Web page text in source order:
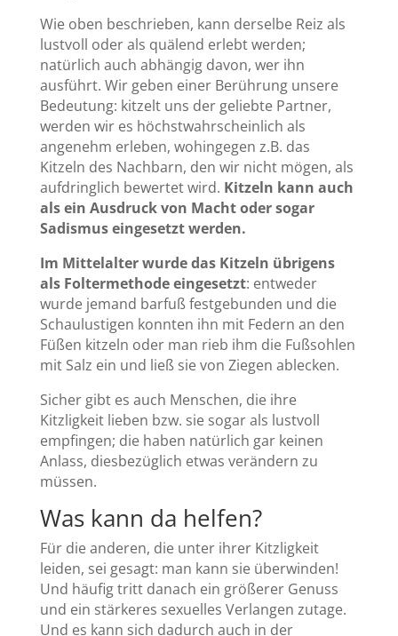
Wie oben beschrieben, kann derselbe Reiz als
lustvoll oder als quälend erlebt werden;
natürlich auch abhängig davon, wer ihn
ausführt. Wir geben einer Berührung unsere
Bedeutung: kitzelt uns der geliebte Partner,
werden wir es höchstwahrscheinlich als
angenehm erleben, wohingegen z.B. das
Kitzeln des Nachbarn, den wir nicht mögen, als
aufdringlich bewertet wird. Kitzeln kann auch
als ein Ausdruck von Macht oder sogar
Sadismus eingesetzt werden.
Im Mittelalter wurde das Kitzeln übrigens
als Foltermethode eingesetzt: entweder
wurde jemand barfuß festgebunden und die
Schaulustigen konnten ihn mit Federn an den
Füßen kitzeln oder man rieb ihm die Fußsohlen
mit Salz ein und ließ sie von Ziegen ablecken.
Sicher gibt es auch Menschen, die ihre
Kitzligkeit lieben bzw. sie sogar als lustvoll
empfingen; die haben natürlich gar keinen
Anlass, diesbezüglich etwas verändern zu
müssen.
Was kann da helfen?
Für die anderen, die unter ihrer Kitzligkeit
leiden, sei gesagt: man kann sie überwinden!
Und häufig tritt danach ein größerer Genuss
und ein stärkeres sexuelles Verlangen zutage.
Und es kann sich dadurch auch in der